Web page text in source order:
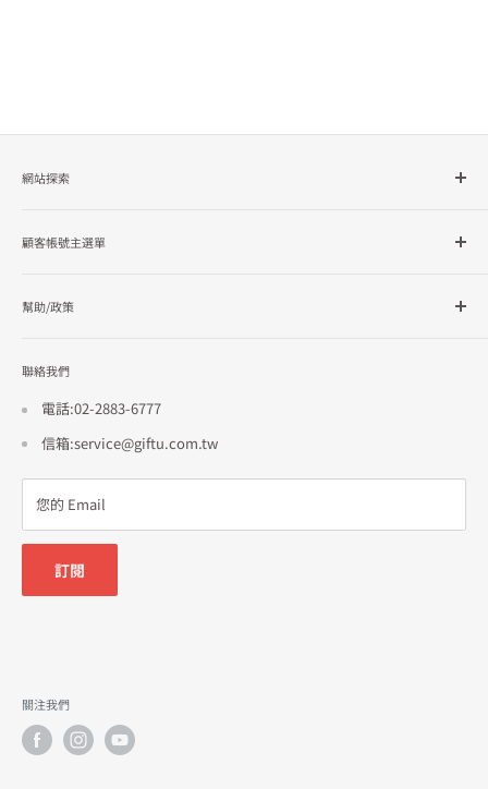
網站探索
品牌總覽
顧客帳號主選單
訂單查詢
幫助/政策
使用條款
招商合作
聯絡我們
電話:02-2883-6777
信箱:service@giftu.com.tw
您的 Email
訂閱
關注我們